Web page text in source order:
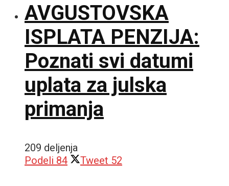
AVGUSTOVSKA
ISPLATA PENZIJA:
Poznati svi datumi
uplata za julska
primanja
209 deljenja
Podeli 84 Tweet 52